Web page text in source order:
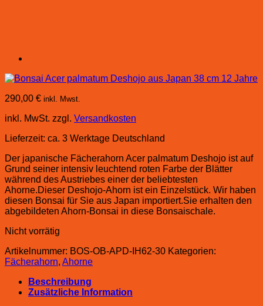
290,00 € inkl. Mwst.
inkl. MwSt. zzgl. Versandkosten
Lieferzeit: ca. 3 Werktage Deutschland
Der japanische Fächerahorn Acer palmatum Deshojo ist auf
Grund seiner intensiv leuchtend roten Farbe der Blätter
während des Austriebes einer der beliebtesten
Ahorne.Dieser Deshojo-Ahorn ist ein Einzelstück. Wir haben
diesen Bonsai für Sie aus Japan importiert.Sie erhalten den
abgebildeten Ahorn-Bonsai in diese Bonsaischale.
Nicht vorrätig
Artikelnummer: BOS-OB-APD-IH62-30 Kategorien:
Fächerahorn, Ahorne
Beschreibung
Zusätzliche Information